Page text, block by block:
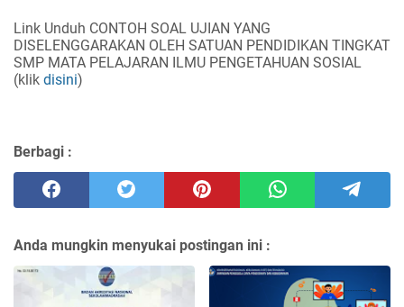
Link Unduh CONTOH SOAL UJIAN YANG
DISELENGGARAKAN OLEH SATUAN PENDIDIKAN TINGKAT
SMP MATA PELAJARAN ILMU PENGETAHUAN SOSIAL
(klik disini)
Berbagi :
Anda mungkin menyukai postingan ini :